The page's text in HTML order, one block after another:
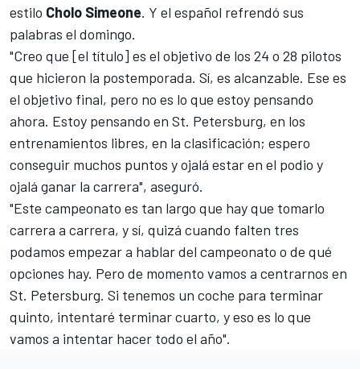
estilo Cholo Simeone. Y el español refrendó sus
palabras el domingo.
"Creo que [el título] es el objetivo de los 24 o 28 pilotos
que hicieron la postemporada. Sí, es alcanzable. Ese es
el objetivo final, pero no es lo que estoy pensando
ahora. Estoy pensando en St. Petersburg, en los
entrenamientos libres, en la clasificación; espero
conseguir muchos puntos y ojalá estar en el podio y
ojalá ganar la carrera", aseguró.
"Este campeonato es tan largo que hay que tomarlo
carrera a carrera, y sí, quizá cuando falten tres
podamos empezar a hablar del campeonato o de qué
opciones hay. Pero de momento vamos a centrarnos en
St. Petersburg. Si tenemos un coche para terminar
quinto, intentaré terminar cuarto, y eso es lo que
vamos a intentar hacer todo el año".